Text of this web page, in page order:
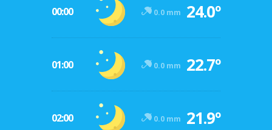
00:00 0.0 mm 24.0º
01:00 0.0 mm 22.7º
02:00 0.0 mm 21.9º